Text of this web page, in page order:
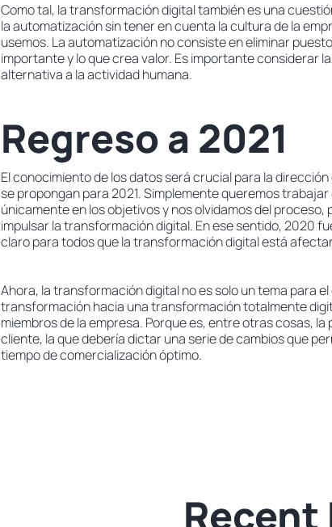
Como tal, la transformación digital también es una
la automatización sin tener en cuenta la cultura de la
usemos. La automatización no consiste en eliminar
importante y lo que crea valor. Es importante considerar
alternativa a la actividad humana.
Regreso a 2021
El conocimiento de los datos será crucial para la
se propongan para 2021. Simplemente queremos
únicamente en los objetivos y nos olvidamos del
impulsar la transformación digital. En ese sentido, 2020
claro para todos que la transformación digital está
Ahora, la transformación digital no es solo un tema para
transformación hacia una transformación totalmente
miembros de la empresa. Porque es, entre otras cosas,
cliente, la que debería dictar una serie de cambios que
tiempo de comercialización óptimo.
Recent